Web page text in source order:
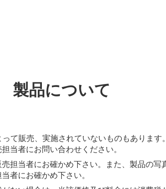
製品について
て販売、実施されていないものもありま
当者にお問い合わせください。
担当者にお確かめ下さい。また、製品の
者にお確かめ下さい。